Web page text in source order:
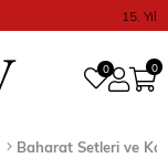
15. Yıl
0
0
Baharat Setleri ve